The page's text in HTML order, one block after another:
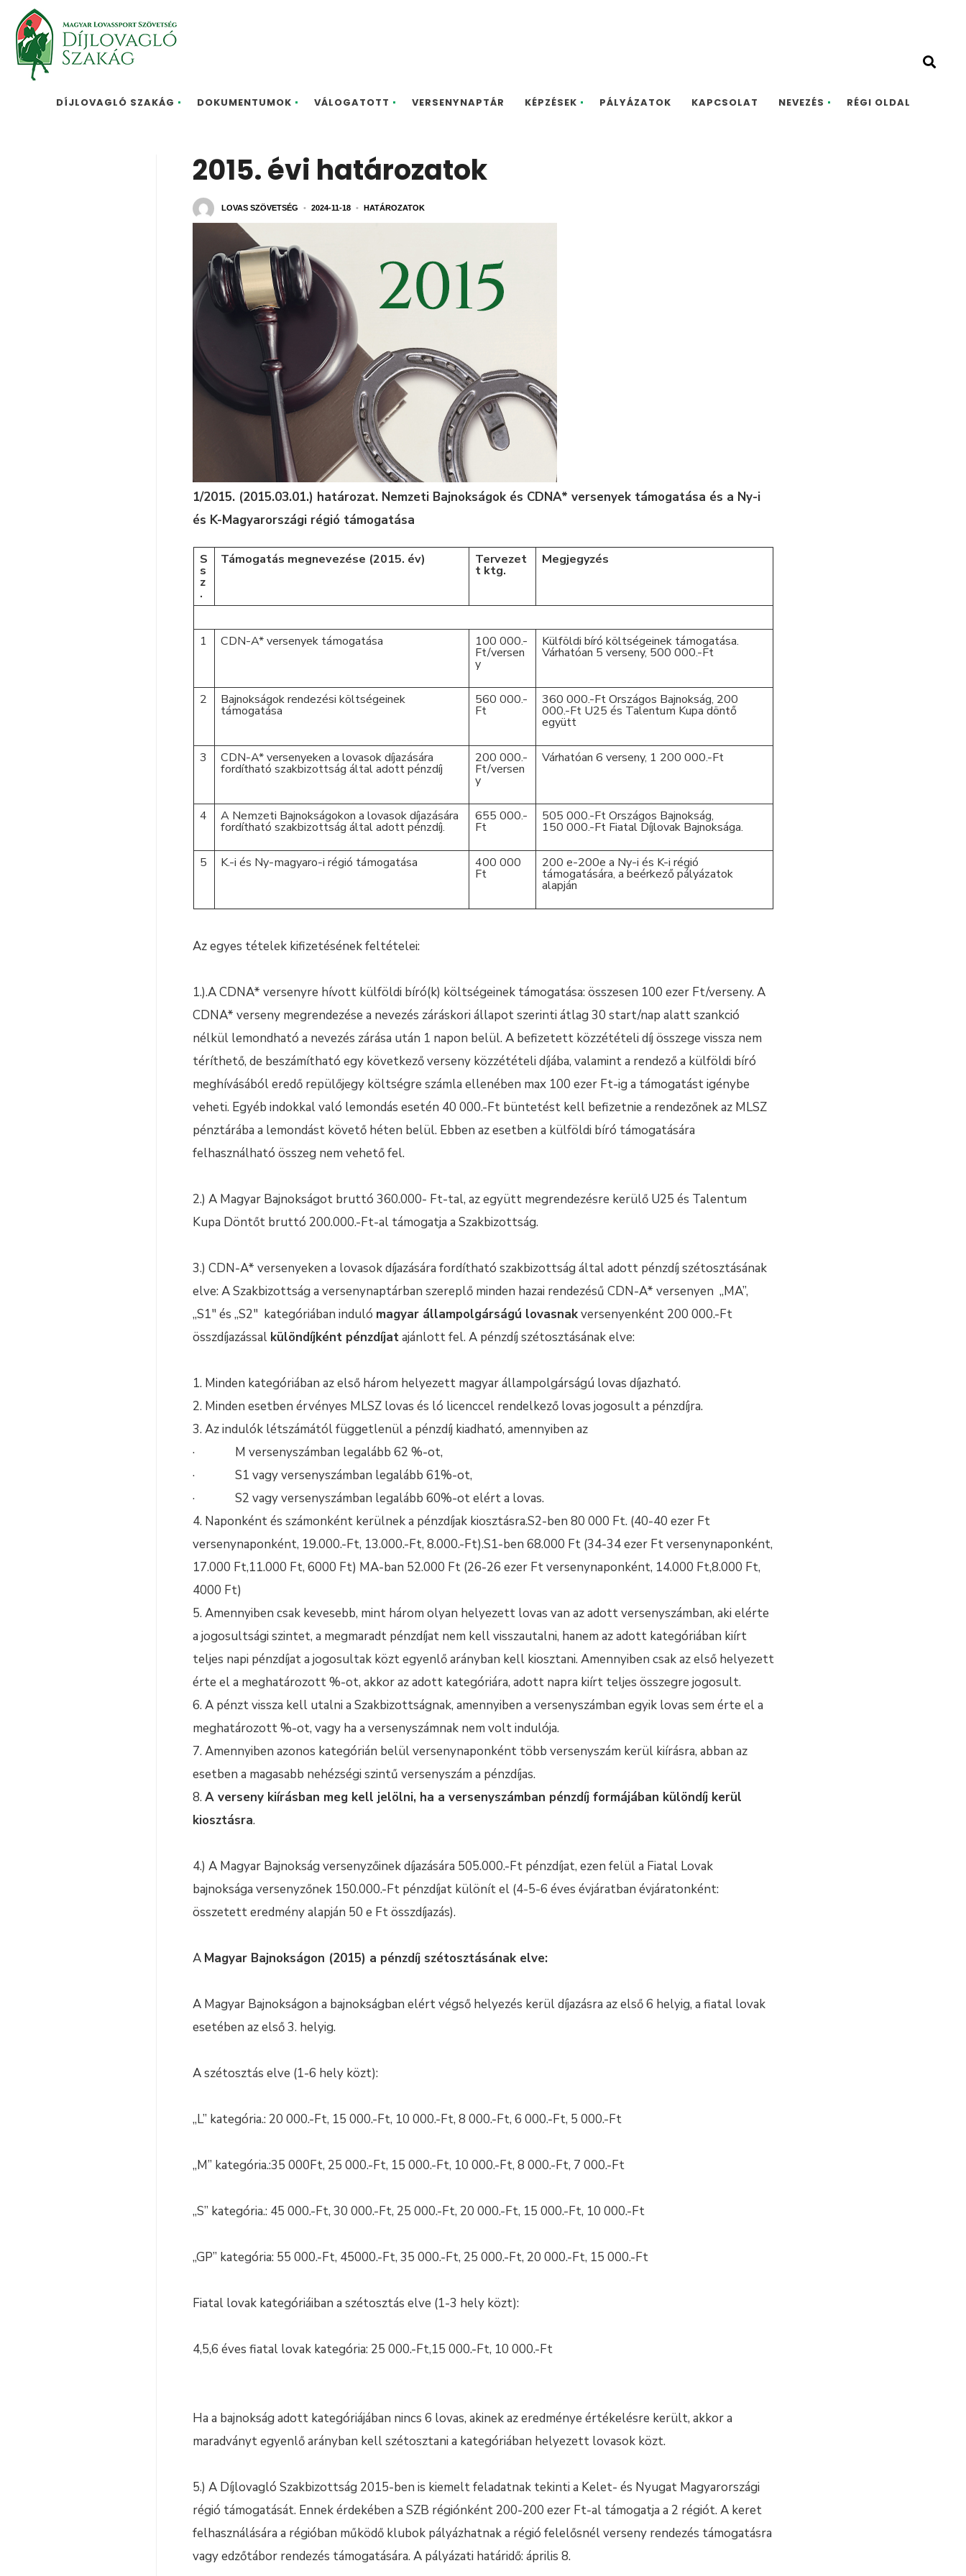
DÍJLOVAGLÓ SZAKÁG DOKUMENTUMOK VÁLOGATOTT VERSENYNAPTÁR KÉPZÉSEK PÁLYÁZATOK KAPCSOLAT NEVEZÉS RÉGI OLDAL
2015. évi határozatok
LOVAS SZÖVETSÉG • 2024-11-18 • HATÁROZATOK
1/2015. (2015.03.01.) határozat. Nemzeti Bajnokságok és CDNA* versenyek támogatása és a Ny-i
és K-Magyarországi régió támogatása
S
s
z
.
Támogatás megnevezése (2015. év) Tervezet
t ktg.
Megjegyzés
1 CDN-A* versenyek támogatása 100 000.-
Ft/versen
y
Külföldi bíró költségeinek támogatása.
Várhatóan 5 verseny, 500 000.-Ft
2 Bajnokságok rendezési költségeinek
támogatása
560 000.-
Ft
360 000.-Ft Országos Bajnokság, 200
000.-Ft U25 és Talentum Kupa döntő
együtt
3 CDN-A* versenyeken a lovasok díjazására
fordítható szakbizottság által adott pénzdíj
200 000.-
Ft/versen
y
Várhatóan 6 verseny, 1 200 000.-Ft
4 A Nemzeti Bajnokságokon a lovasok díjazására
fordítható szakbizottság által adott pénzdíj.
655 000.-
Ft
505 000.-Ft Országos Bajnokság,
150 000.-Ft Fiatal Díjlovak Bajnoksága.
5 K.-i és Ny-magyaro-i régió támogatása 400 000
Ft
200 e-200e a Ny-i és K-i régió
támogatására, a beérkező pályázatok
alapján
Az egyes tételek kifizetésének feltételei:
1.).A CDNA* versenyre hívott külföldi bíró(k) költségeinek támogatása: összesen 100 ezer Ft/verseny. A
CDNA* verseny megrendezése a nevezés záráskori állapot szerinti átlag 30 start/nap alatt szankció
nélkül lemondható a nevezés zárása után 1 napon belül. A befizetett közzétételi díj összege vissza nem
téríthető, de beszámítható egy következő verseny közzétételi díjába, valamint a rendező a külföldi bíró
meghívásából eredő repülőjegy költségre számla ellenében max 100 ezer Ft-ig a támogatást igénybe
veheti. Egyéb indokkal való lemondás esetén 40 000.-Ft büntetést kell befizetnie a rendezőnek az MLSZ
pénztárába a lemondást követő héten belül. Ebben az esetben a külföldi bíró támogatására
felhasználható összeg nem vehető fel.
2.) A Magyar Bajnokságot bruttó 360.000- Ft-tal, az együtt megrendezésre kerülő U25 és Talentum
Kupa Döntőt bruttó 200.000.-Ft-al támogatja a Szakbizottság.
3.) CDN-A* versenyeken a lovasok díjazására fordítható szakbizottság által adott pénzdíj szétosztásának
elve: A Szakbizottság a versenynaptárban szereplő minden hazai rendezésű CDN-A* versenyen „MA”,
„S1″ és „S2″ kategóriában induló magyar állampolgárságú lovasnakversenyenként 200 000.-Ft
összdíjazással különdíjként pénzdíjatajánlott fel. A pénzdíj szétosztásának elve:
1. Minden kategóriában az első három helyezett magyar állampolgárságú lovas díjazható.
2. Minden esetben érvényes MLSZ lovas és ló licenccel rendelkező lovas jogosult a pénzdíjra.
3. Az indulók létszámától függetlenül a pénzdíj kiadható, amennyiben az
· M versenyszámban legalább 62 %-ot,
· S1 vagy versenyszámban legalább 61%-ot,
· S2 vagy versenyszámban legalább 60%-ot elért a lovas.
4. Naponként és számonként kerülnek a pénzdíjak kiosztásra.S2-ben 80 000 Ft. (40-40 ezer Ft
versenynaponként, 19.000.-Ft, 13.000.-Ft, 8.000.-Ft).S1-ben 68.000 Ft (34-34 ezer Ft versenynaponként,
17.000 Ft,11.000 Ft, 6000 Ft) MA-ban 52.000 Ft (26-26 ezer Ft versenynaponként, 14.000 Ft,8.000 Ft,
4000 Ft)
5. Amennyiben csak kevesebb, mint három olyan helyezett lovas van az adott versenyszámban, aki elérte
a jogosultsági szintet, a megmaradt pénzdíjat nem kell visszautalni, hanem az adott kategóriában kiírt
teljes napi pénzdíjat a jogosultak közt egyenlő arányban kell kiosztani. Amennyiben csak az első helyezett
érte el a meghatározott %-ot, akkor az adott kategóriára, adott napra kiírt teljes összegre jogosult.
6. A pénzt vissza kell utalni a Szakbizottságnak, amennyiben a versenyszámban egyik lovas sem érte el a
meghatározott %-ot, vagy ha a versenyszámnak nem volt indulója.
7. Amennyiben azonos kategórián belül versenynaponként több versenyszám kerül kiírásra, abban az
esetben a magasabb nehézségi szintű versenyszám a pénzdíjas.
8. A verseny kiírásban meg kell jelölni, ha a versenyszámban pénzdíj formájában különdíj kerül
kiosztásra.
4.) A Magyar Bajnokság versenyzőinek díjazására 505.000.-Ft pénzdíjat, ezen felül a Fiatal Lovak
bajnoksága versenyzőnek 150.000.-Ft pénzdíjat különít el (4-5-6 éves évjáratban évjáratonként:
összetett eredmény alapján 50 e Ft összdíjazás).
A Magyar Bajnokságon (2015) a pénzdíj szétosztásának elve:
A Magyar Bajnokságon a bajnokságban elért végső helyezés kerül díjazásra az első 6 helyig, a fiatal lovak
esetében az első 3. helyig.
A szétosztás elve (1-6 hely közt):
„L” kategória.: 20 000.-Ft, 15 000.-Ft, 10 000.-Ft, 8 000.-Ft, 6 000.-Ft, 5 000.-Ft
„M” kategória.:35 000Ft, 25 000.-Ft, 15 000.-Ft, 10 000.-Ft, 8 000.-Ft, 7 000.-Ft
„S” kategória.: 45 000.-Ft, 30 000.-Ft, 25 000.-Ft, 20 000.-Ft, 15 000.-Ft, 10 000.-Ft
„GP” kategória: 55 000.-Ft, 45000.-Ft, 35 000.-Ft, 25 000.-Ft, 20 000.-Ft, 15 000.-Ft
Fiatal lovak kategóriáiban a szétosztás elve (1-3 hely közt):
4,5,6 éves fiatal lovak kategória: 25 000.-Ft,15 000.-Ft, 10 000.-Ft
Ha a bajnokság adott kategóriájában nincs 6 lovas, akinek az eredménye értékelésre került, akkor a
maradványt egyenlő arányban kell szétosztani a kategóriában helyezett lovasok közt.
5.) A Díjlovagló Szakbizottság 2015-ben is kiemelt feladatnak tekinti a Kelet- és Nyugat Magyarországi
régió támogatását. Ennek érdekében a SZB régiónként 200-200 ezer Ft-al támogatja a 2 régiót. A keret
felhasználására a régióban működő klubok pályázhatnak a régió felelősnél verseny rendezés támogatásra
vagy edzőtábor rendezés támogatására. A pályázati határidő: április 8.